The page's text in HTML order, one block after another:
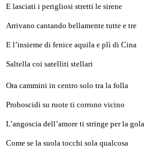
E lasciati i perigliosi stretti le sirene
Arrivano cantando bellamente tutte e tre
E l’insieme di fenice aquila e plì di Cina
Saltella coi satelliti stellari
Ora cammini in centro solo tra la folla
Proboscidi su ruote ti corrono vicino
L’angoscia dell’amore ti stringe per la gola
Come se la suola tocchi sola qualcosa